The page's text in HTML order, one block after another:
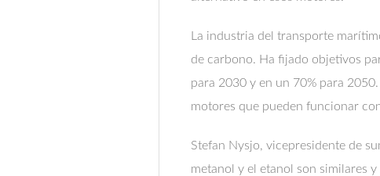
La industria del transporte
de carbono. Ha fijado objetivos
para 2030 y en un 70% para
motores que pueden funcionar
Stefan Nysjo, vicepresidente de
metanol y el etanol son similares